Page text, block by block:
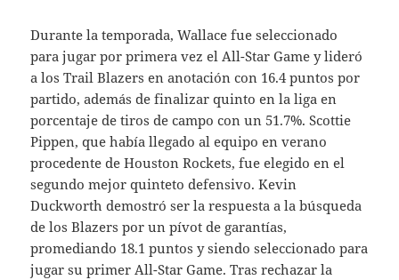
Durante la temporada, Wallace fue seleccionado
para jugar por primera vez el All-Star Game y lideró
a los Trail Blazers en anotación con 16.4 puntos por
partido, además de finalizar quinto en la liga en
porcentaje de tiros de campo con un 51.7%. Scottie
Pippen, que había llegado al equipo en verano
procedente de Houston Rockets, fue elegido en el
segundo mejor quinteto defensivo. Kevin
Duckworth demostró ser la respuesta a la búsqueda
de los Blazers por un pívot de garantías,
promediando 18.1 puntos y siendo seleccionado para
jugar su primer All-Star Game. Tras rechazar la